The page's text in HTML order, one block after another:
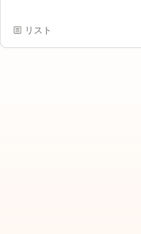
リスト